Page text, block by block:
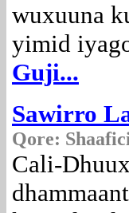
wuxuuna
yimid
Guji...
Sawirro
Qore:
Cali-